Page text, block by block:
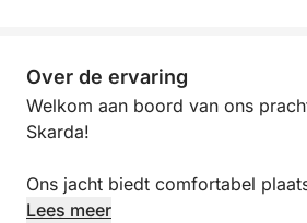
Over de ervaring
Welkom aan boord van ons
Skarda!
Ons jacht biedt comfortabel
gasten in 12 hutten, waardoor het
Lees meer